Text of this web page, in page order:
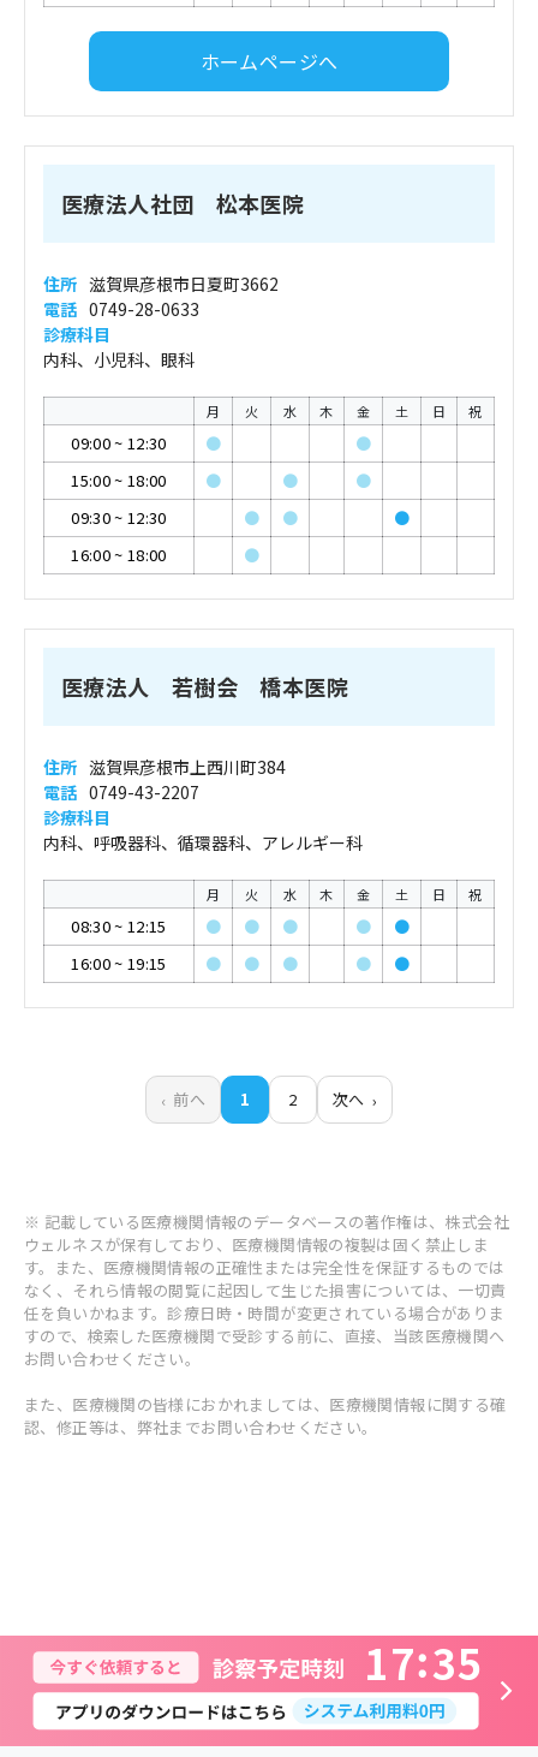
ホームページへ
医療法人社団 松本医院
住所 滋賀県彦根市日夏町3662
電話 0749-28-0633
診療科目
内科、小児科、眼科
月 火 水 木 金 土 日 祝
09:00~ 12:30 ●
●
15:00~ 18:00 ● ●
●
09:30~ 12:30 ● ●
●
16:00~ 18:00 ●
医療法人 若樹会 橋本医院
住所 滋賀県彦根市上西川町384
電話 0749-43-2207
診療科目
内科、呼吸器科、循環器科、アレルギー科
月 火 水 木 金 土 日 祝
08:30~ 12:15 ● ● ● ●
●
16:00~ 19:15 ● ● ● ● ●
前へ 1 2 次へ
※ 記載している医療機関情報のデータベースの著作権は、株式会社
ウェルネスが保有しており、医療機関情報の複製は固く禁止しま
す。また、医療機関情報の正確性または完全性を保証するものでは
なく、それら情報の閲覧に起因して生じた損害については、一切責
任を負いかねます。診療日時・時間が変更されている場合がありま
すので、検索した医療機関で受診する前に、直接、当該医療機関へ
お問い合わせください。
また、医療機関の皆様におかれましては、医療機関情報に関する確
認、修正等は、弊社までお問い合わせください。
17 35